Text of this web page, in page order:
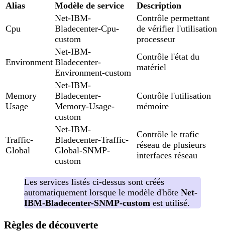
Alias Modèle de service Description
Cpu
Net-IBM-
Bladecenter-Cpu-
custom
Contrôle permettant
de vérifier l'utilisation
processeur
Environment
Net-IBM-
Bladecenter-
Environment-custom
Contrôle l'état du
matériel
Memory
Usage
Net-IBM-
Bladecenter-
Memory-Usage-
custom
Contrôle l'utilisation
mémoire
Traffic-
Global
Net-IBM-
Bladecenter-Traffic-
Global-SNMP-
custom
Contrôle le trafic
réseau de plusieurs
interfaces réseau
Les services listés ci-dessus sont créés
automatiquement lorsque le modèle d'hôte Net-
IBM-Bladecenter-SNMP-custom est utilisé.
Règles de découverte